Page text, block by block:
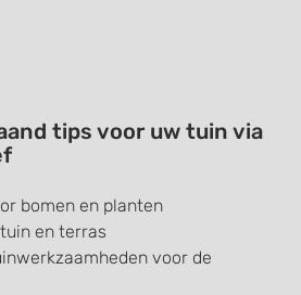
tips voor uw tuin via
bomen en planten
en terras
voor de